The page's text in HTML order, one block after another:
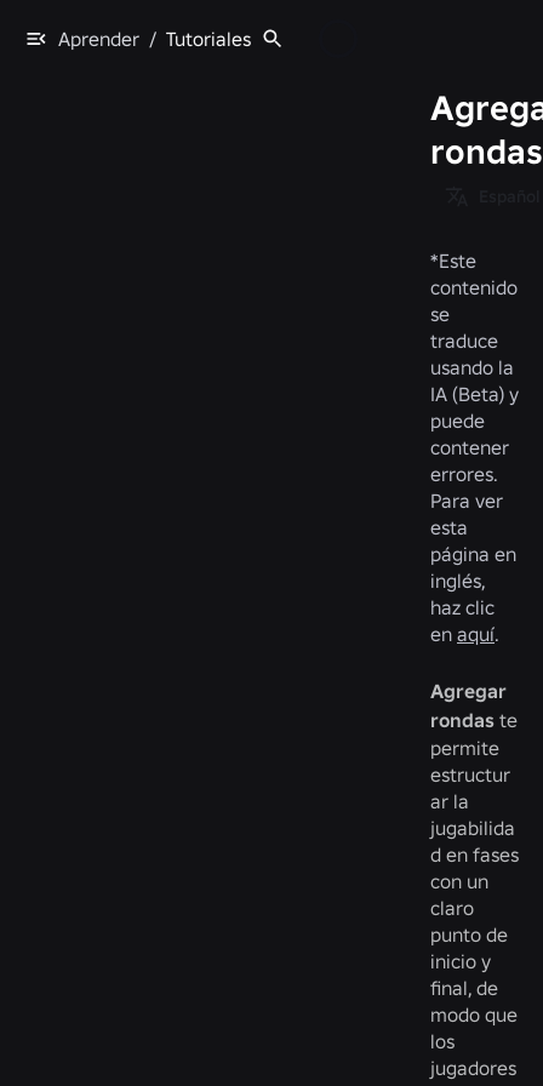
Aprender / Tutoriales
rondas
*Este
contenido
se
traduce
usando la
IA (Beta) y
puede
contener
errores.
Para ver
esta
página en
inglés,
haz clic
en aquí.
Agregar
rondas te
permite
estructur
ar la
jugabilida
d en fases
con un
claro
punto de
inicio y
final, de
modo que
los
jugadores